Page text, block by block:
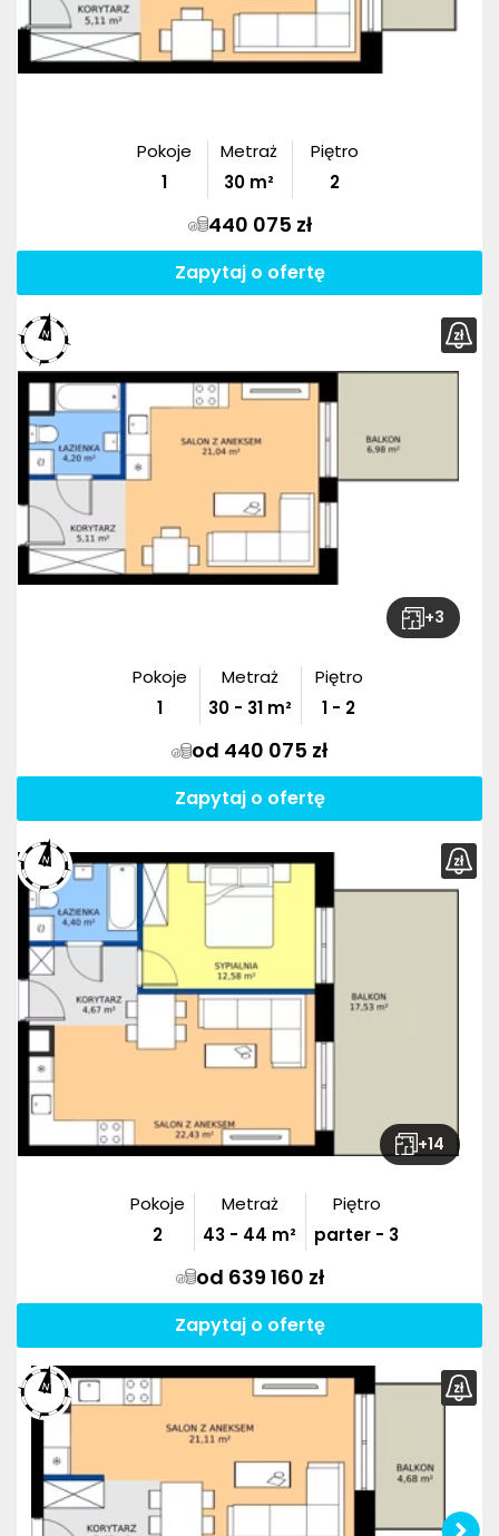
Pokoje
1
Metraż
30 m²
Piętro
2
440 075 zł
Zapytaj o ofertę
+3
Pokoje
1
Metraż
30- 31m²
Piętro
1 - 2
od 440 075 zł
Zapytaj o ofertę
+14
Pokoje
2
Metraż
43 - 44 m²
Piętro
parter - 3
od 639 160 zł
Zapytaj o ofertę